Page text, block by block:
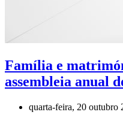
Família e
assembleia anual
quarta-feira, 20 outubro